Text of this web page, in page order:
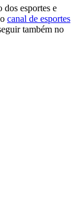
esportes e
canal de esportes
também no